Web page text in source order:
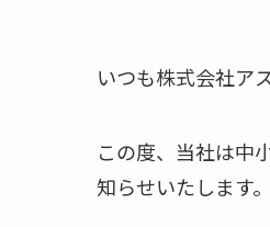
いつも株式会社ア
この度、当社は中
知らせいたします。